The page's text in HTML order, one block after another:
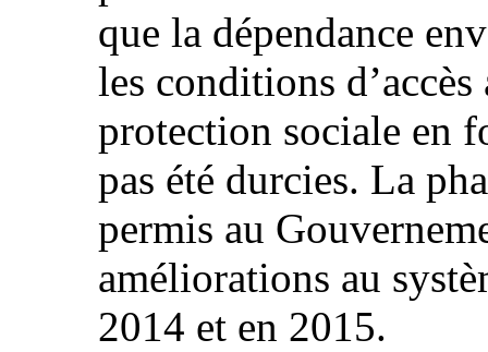
que la dépendance
les conditions
protection sociale en
pas été durcies. La
permis au
améliorations au
2014 et en 2015.